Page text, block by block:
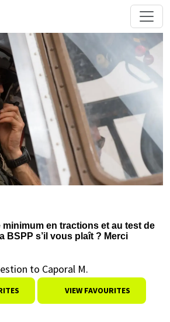
minimum en tractions et au test de
BSPP s’il vous plaît ? Merci
to Caporal M.
VIEW FAVOURITES